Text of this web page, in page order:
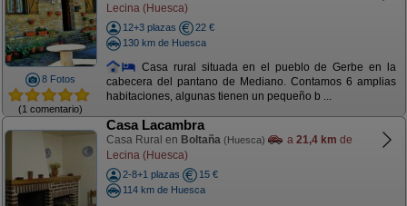
8 Fotos
(1 comentario)
Lecina (Huesca)
12+3 plazas
22 €
130 km de Huesca
Casa rural situada en el pueblo de Gerbe en la
cabecera del pantano de Mediano. Contamos 6 amplias
habitaciones, algunas tienen un pequeño b ...
Casa Lacambra
Casa Rural en Boltaña (Huesca) a 21,4 km de
Lecina (Huesca)
2-8+1 plazas
15 €
114 km de Huesca